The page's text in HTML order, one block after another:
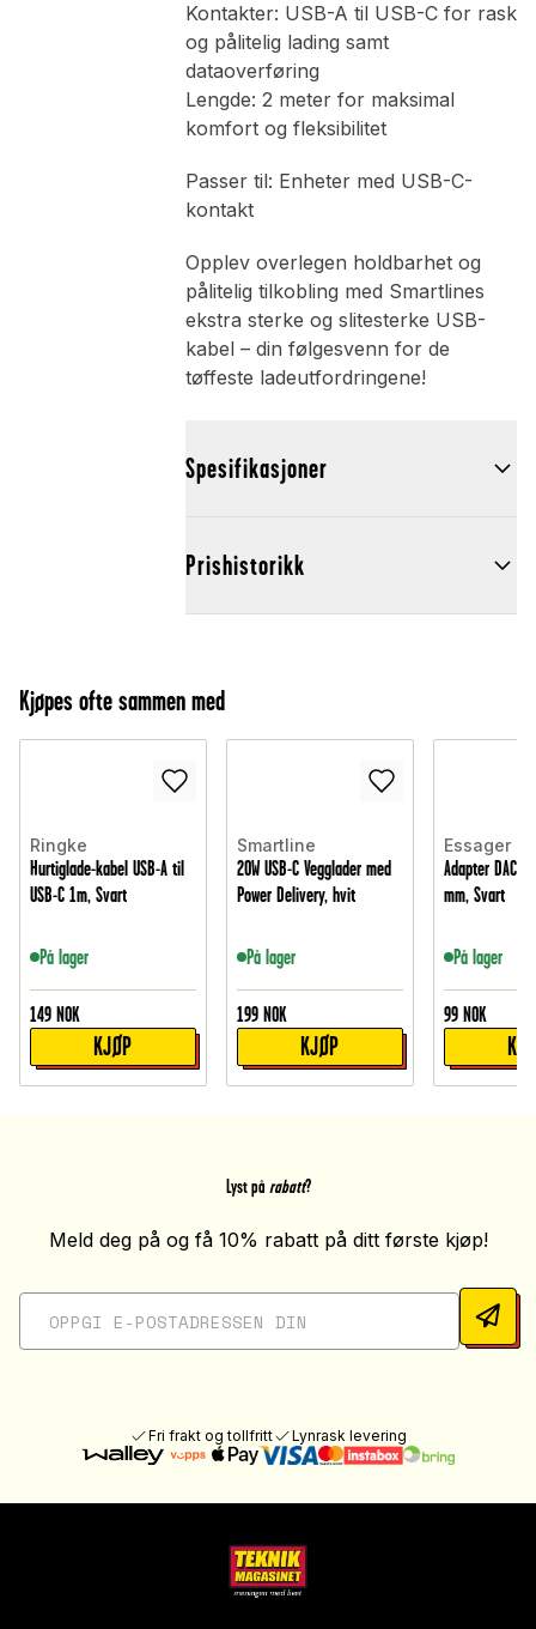
Kontakter: USB-A til USB-C for rask
og pålitelig lading samt
dataoverføring
Lengde: 2 meter for maksimal
komfort og fleksibilitet
Passer til: Enheter med USB-C-
kontakt
Opplev overlegen holdbarhet og
pålitelig tilkobling med Smartlines
ekstra sterke og slitesterke USB-
kabel – din følgesvenn for de
tøffeste ladeutfordringene!
Spesifikasjoner
Prishistorikk
Kjøpes ofte sammen med
Ringke
Hurtiglade-kabel USB-A til
USB-C 1m, Svart
På lager
149 NOK
KJØP
Smartline
20W USB-C Vegglader med
Power Delivery, hvit
På lager
199 NOK
KJØP
Essager
Adapter DAC
mm, Svart
På lager
99 NOK
Lyst på rabatt?
Meld deg på og få 10% rabatt på ditt første kjøp!
Fri frakt og tollfritt Lynrask levering